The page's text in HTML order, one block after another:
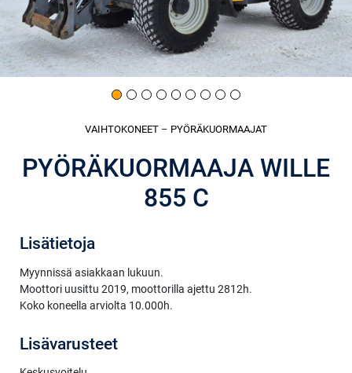
VAIHTOKONEET – PYÖRÄKUORMAAJAT
PYÖRÄKUORMAAJA WILLE
855 C
Lisätietoja
Myynnissä asiakkaan lukuun.
Moottori uusittu 2019, moottorilla ajettu 2812h.
Koko koneella arviolta 10.000h.
Lisävarusteet